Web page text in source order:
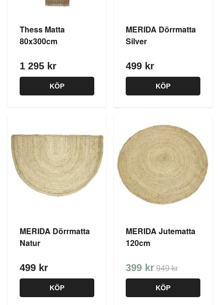
Thess Matta
80x300cm
1 295 kr
KÖP
MERIDA Dörrmatta
Silver
499 kr
KÖP
MERIDA Dörrmatta
Natur
499 kr
KÖP
MERIDA Jutematta
120cm
399 kr 949 kr
KÖP